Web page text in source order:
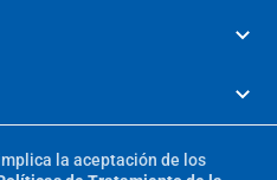
la aceptación de los